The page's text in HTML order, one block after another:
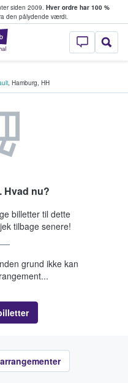
siden 2009. Hver ordre har 100 %
den pålydende værdi.
StubHub - Hvor
, Hamburg, HH
Hvad nu?
billetter til dette
tilbage senere!
grund ikke kan